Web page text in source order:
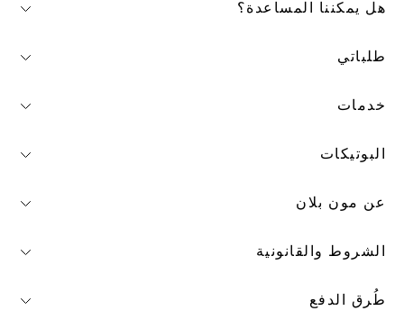
طُرق الدفع
هل يمكننا المساعدة؟
طلباتي
خدمات
البوتيكات
عن مون بلان
الشروط والقانونية